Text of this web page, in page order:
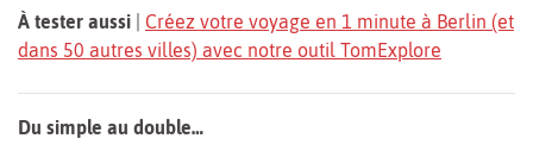
À tester aussi
Créez votre voyage en 1 minute à Berlin (et
dans 50 autres villes) avec notre outil TomExplore
Du simple au double…